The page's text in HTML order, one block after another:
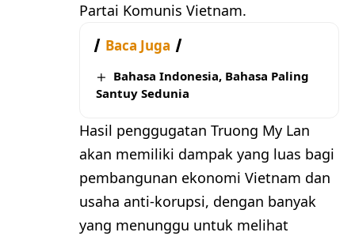
Partai Komunis Vietnam.
Baca Juga
Bahasa Indonesia, Bahasa Paling
Santuy Sedunia
Hasil penggugatan Truong My Lan
akan memiliki dampak yang luas bagi
pembangunan ekonomi Vietnam dan
usaha anti-korupsi, dengan banyak
yang menunggu untuk melihat